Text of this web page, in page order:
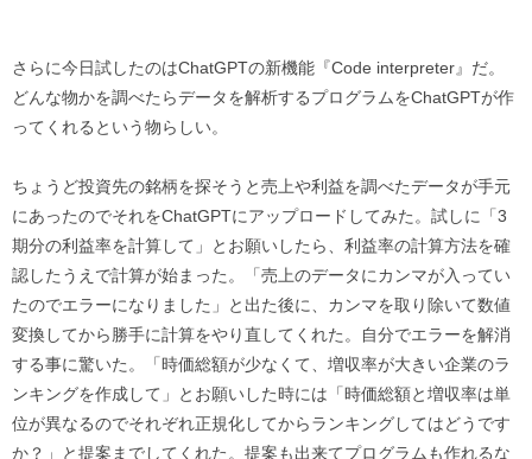
さらに今日試したのはChatGPTの新機能『Code interpreter』だ。
どんな物かを調べたらデータを解析するプログラムをChatGPTが作
ってくれるという物らしい。
ちょうど投資先の銘柄を探そうと売上や利益を調べたデータが手元
にあったのでそれをChatGPTにアップロードしてみた。試しに「3
期分の利益率を計算して」とお願いしたら、利益率の計算方法を確
認したうえで計算が始まった。「売上のデータにカンマが入ってい
たのでエラーになりました」と出た後に、カンマを取り除いて数値
変換してから勝手に計算をやり直してくれた。自分でエラーを解消
する事に驚いた。「時価総額が少なくて、増収率が大きい企業のラ
ンキングを作成して」とお願いした時には「時価総額と増収率は単
位が異なるのでそれぞれ正規化してからランキングしてはどうです
か？」と提案までしてくれた。提案も出来てプログラムも作れるな